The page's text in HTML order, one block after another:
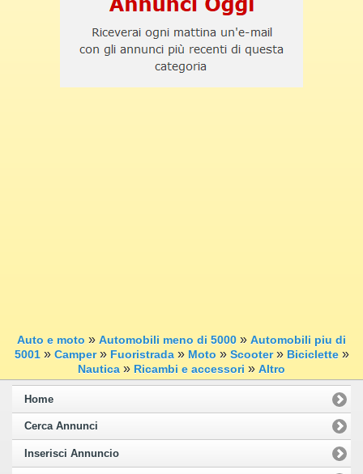
Auto e moto » Automobili meno di 5000 » Automobili piu di
5001» Camper» Fuoristrada» Moto » Scooter» Biciclette»
Nautica » Ricambi e accessori » Altro
Home
Cerca Annunci
Inserisci Annuncio